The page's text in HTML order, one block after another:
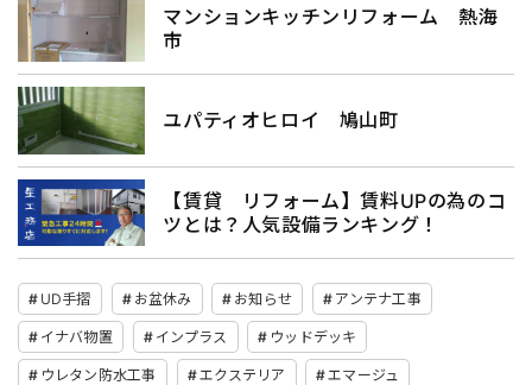
マンションキッチンリフォーム 熱海
市
ユパティオヒロイ 鳩山町
【賃貸 リフォーム】賃料UPの為のコ
ツとは？人気設備ランキング！
UD手摺 お盆休み お知らせ アンテナ工事
イナバ物置 インプラス ウッドデッキ
ウレタン防水工事 エクステリア エマージュ